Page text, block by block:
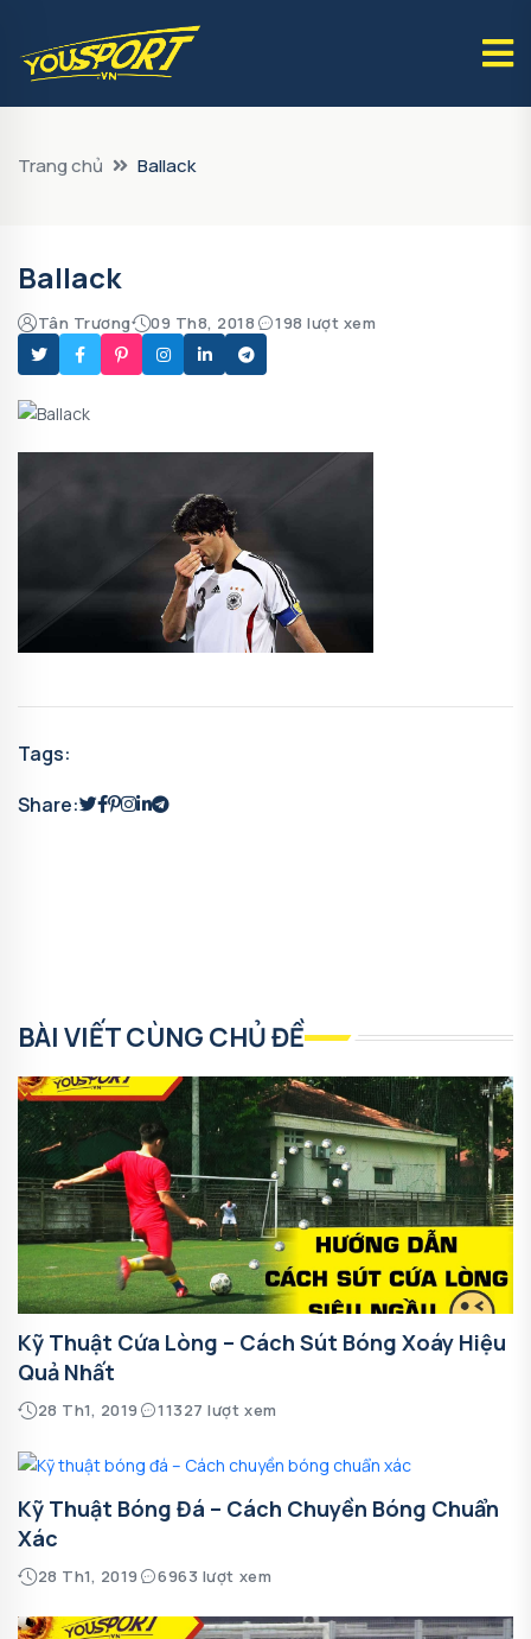
Trang chủ Ballack
Ballack
Tân Trương 09 Th8, 2018 198 lượt xem
Tags:
Share:
BÀI VIẾT CÙNG CHỦ ĐỀ
Kỹ Thuật Cứa Lòng – Cách Sút Bóng Xoáy Hiệu
Quả Nhất
28 Th1, 2019 11327 lượt xem
Kỹ Thuật Bóng Đá – Cách Chuyền Bóng Chuẩn
Xác
28 Th1, 2019 6963 lượt xem